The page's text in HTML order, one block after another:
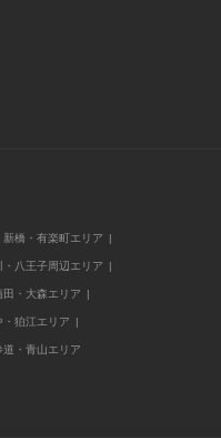
新橋・有楽町エリア
・八王子周辺エリア
田・大森エリア
・狛江エリア
道・青山エリア